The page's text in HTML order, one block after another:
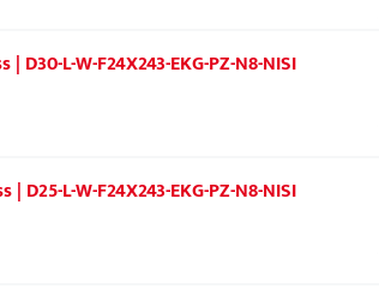
D30-L-W-F24X243-EKG-PZ-N8-NISI
D25-L-W-F24X243-EKG-PZ-N8-NISI